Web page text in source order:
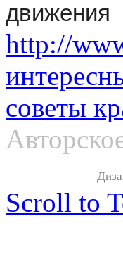
движения
http://
советы
Scroll to